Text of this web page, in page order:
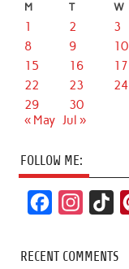
M T W
1 2 3
8
9 10
15
16 17
22
23 24
29
30
« May Jul »
FOLLOW ME:
c
s
k
RECENT COMMENTS